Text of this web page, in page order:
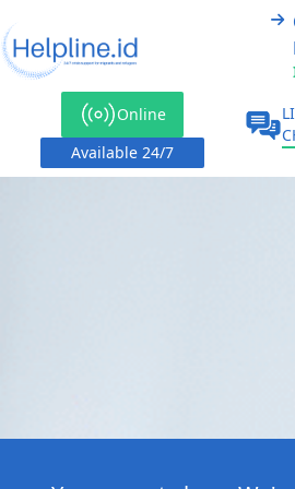
Online
Available 24/7